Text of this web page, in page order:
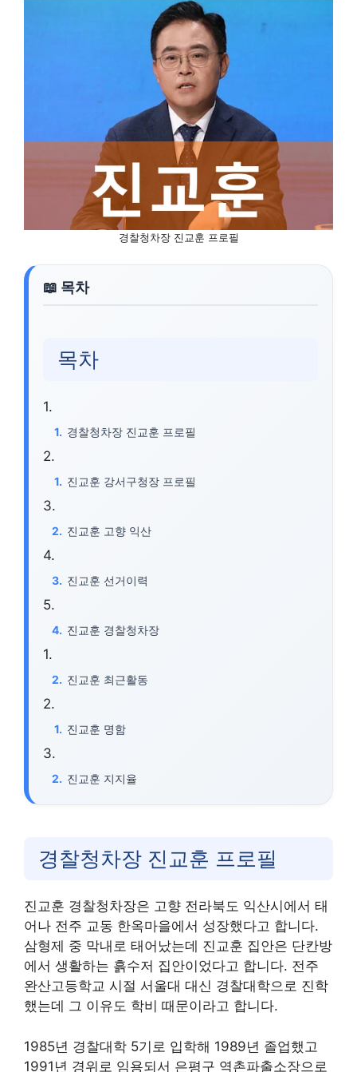
경찰청차장 진교훈 프로필
목차
경찰청차장 진교훈 프로필
진교훈 강서구청장 프로필
진교훈 고향 익산
진교훈 선거이력
진교훈 경찰청차장
진교훈 최근활동
진교훈 명함
진교훈 지지율
경찰청차장 진교훈 프로필
진교훈 경찰청차장은 고향 전라북도 익산시에서 태
어나 전주 교동 한옥마을에서 성장했다고 합니다.
삼형제 중 막내로 태어났는데 진교훈 집안은 단칸방
에서 생활하는 흙수저 집안이었다고 합니다. 전주
완산고등학교 시절 서울대 대신 경찰대학으로 진학
했는데 그 이유도 학비 때문이라고 합니다.
1985년 경찰대학 5기로 입학해 1989년 졸업했고
1991년 경위로 임용되서 은평구 역촌파출소장으로